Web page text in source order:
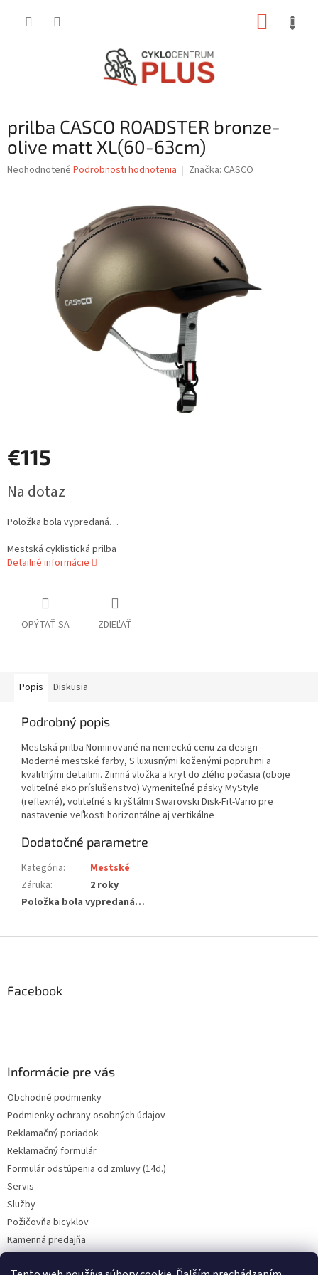
prilba CASCO ROADSTER bronze-
olive matt XL(60-63cm)
Priemerné
hviezdičiek.
Neohodnotené Podrobnosti hodnotenia Značka: CASCO
€115
cena:
Na dotaz
Položka bola vypredaná…
Mestská cyklistická prilba
Detailné informácie
OPÝTAŤ SA ZDIEĽAŤ
Popis Diskusia
Podrobný popis
Mestská prilba Nominované na nemeckú cenu za design
Moderné mestské farby, S luxusnými koženými popruhmi a
kvalitnými detailmi. Zimná vložka a kryt do zlého počasia (oboje
voliteľné ako príslušenstvo) Vymeniteľné pásky MyStyle
(reflexné), voliteľné s kryštálmi Swarovski Disk-Fit-Vario pre
nastavenie veľkosti horizontálne aj vertikálne
Dodatočné parametre
Kategória:
Mestské
Záruka:
2 roky
Položka bola vypredaná…
Facebook
Informácie pre vás
Obchodné podmienky
Podmienky ochrany osobných údajov
Reklamačný poriadok
Reklamačný formulár
Formulár odstúpenia od zmluvy (14d.)
Servis
Služby
Požičovňa bicyklov
Kamenná predajňa